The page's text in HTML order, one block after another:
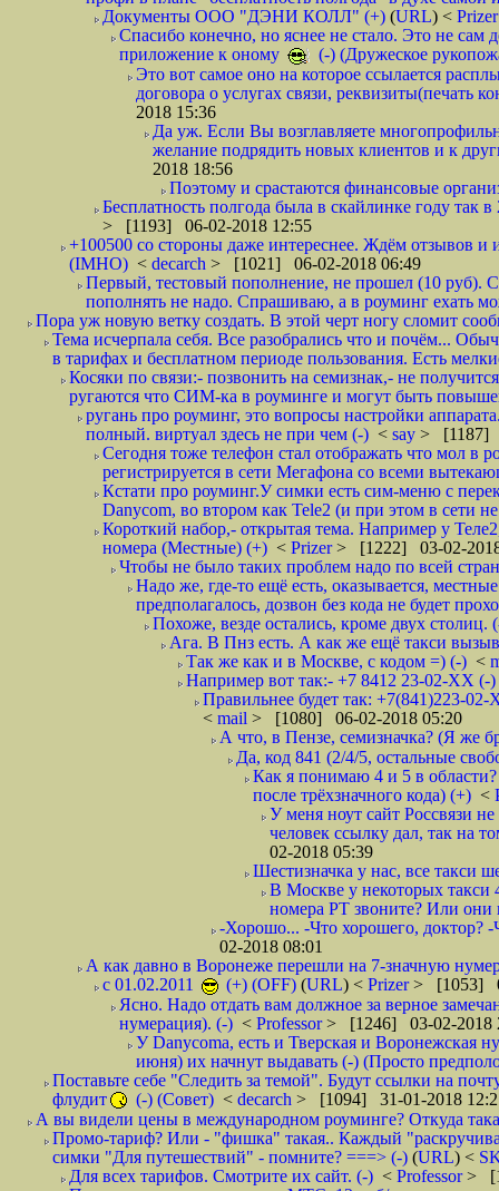
Документы ООО "ДЭНИ КОЛЛ" (+) (URL) <
Спасибо конечно, но яснее не стало. Это не сам
приложение к оному
(-) (Дружеское
Это вот самое оно на которое ссылается
договора о услугах связи, реквизиты(печать
2018 15:36
Да уж. Если Вы возглавляете
желание подрядить новых клиентов и к
2018 18:56
Поэтому и срастаются финансовые
Бесплатность полгода была в скайлинке году
> [1193] 06-02-2018 12:55
+100500 со стороны даже интереснее. Ждём отзывов и
(IMHO) < decarch > [1021] 06-02-2018 06:49
Первый, тестовый пополнение, не прошел (10 руб).
пополнять не надо. Спрашиваю, а в роуминг ехать
Пора уж новую ветку создать. В этой черт ногу сломит
Тема исчерпала себя. Все разобрались что и почём...
в тарифах и бесплатном периоде пользования. Есть
Косяки по связи:- позвонить на семизнак,- не
ругаются что СИМ-ка в роуминге и могут быть
ругань про роуминг, это вопросы настройки
полный. виртуал здесь не при чем (-) < say > [1187]
Сегодня тоже телефон стал отображать что мол в
регистрируется в сети Мегафона со всеми
Кстати про роуминг.У симки есть сим-меню с
Danycom, во втором как Tele2 (и при этом в сети
Короткий набор,- открытая тема. Например у
номера (Местные) (+) < Prizer> [1222] 03-02-
Чтобы не было таких проблем надо по всей
Надо же, где-то ещё есть, оказывается,
предполагалось, дозвон без кода не будет
Похоже, везде остались, кроме двух
Ага. В Пнз есть. А как же ещё такси
Так же как и в Москве, с кодом =) (-) <
Например вот так:- +7 8412 23-02-ХХ (-
Правильнее будет так: +7(841)223-
< mail > [1080] 06-02-2018 05:20
А что, в Пензе, семизначка? (Я же
Да, код 841 (2/4/5, остальные
Как я понимаю 4 и 5 в
после трёхзначного кода) (+) <
У меня ноут сайт Россвязи
человек ссылку дал, так на
02-2018 05:39
Шестизначка у нас, все такси
В Москве у некоторых такси
номера РТ звоните? Или они
-Хорошо... -Что хорошего, доктор?
02-2018 08:01
А как давно в Воронеже перешли на 7-значную
с 01.02.2011
(+) (OFF) (URL) < Prizer> [1053]
Ясно. Надо отдать вам должное за верное
нумерация). (-) < Professor> [1246] 03-02-2018
У Danycoma, есть и Тверская и Воронежская
июня) их начнут выдавать (-) (Просто
Поставьте себе "Следить за темой". Будут ссылки на
флудит
(-) (Совет) < decarch > [1094] 31-01-2018
А вы видели цены в международном роуминге? Откуда
Промо-тариф? Или - "фишка" такая.. Каждый
симки "Для путешествий" - помните? ===> (-) (URL) <
Для всех тарифов. Смотрите их сайт. (-) < Professor>